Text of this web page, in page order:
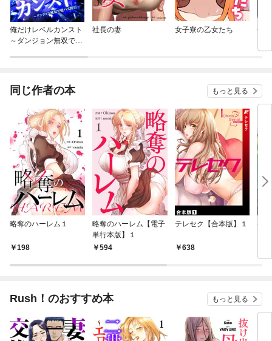
俺だけレベルカンスト
～ダンジョン無双で億
社長の妻 女子寮の乙女たち
落
ン
同じ作者の本 もっと見る
略奪のハーレム１
198
略奪のハーレム【電子
単行本版】１
594
テレセク【合本版】１
638
再
Rush！のおすすめ本 もっと見る